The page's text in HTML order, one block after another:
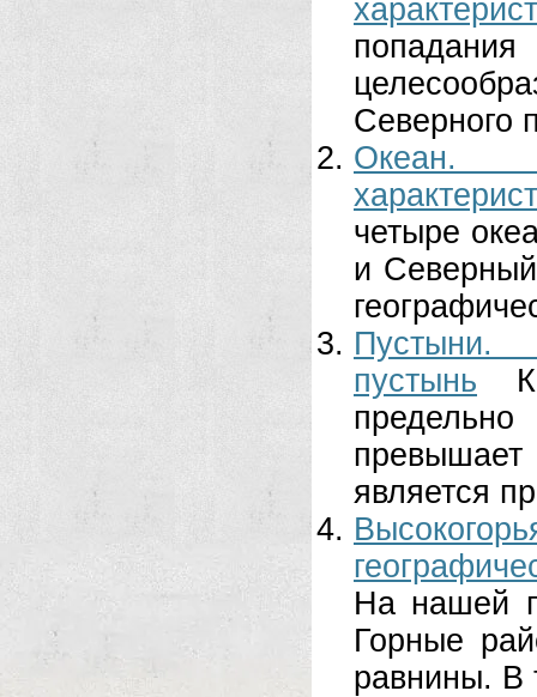
Северного
Океан.
четыре
и
Пустыни.
пустынь
является
На нашей
Горные
равнины. В